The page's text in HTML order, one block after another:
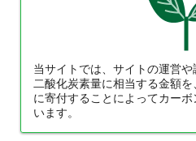
当サイトでは、サイトの運営
二酸化炭素量に相当する金額
に寄付することによってカー
います。